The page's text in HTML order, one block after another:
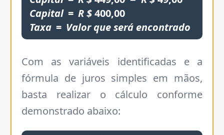
Capital = R$400,00
Taxa = Valor queserá encontrado
Com as variáveis identificadas e a
fórmula de juros simples em mãos,
basta realizar o cálculo conforme
demonstrado abaixo: